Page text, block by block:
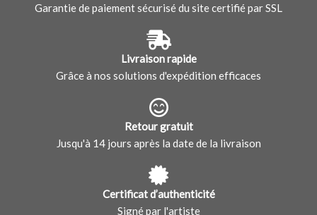
Garantie de paiement sécurisé du site certifié par SSL
Livraison rapide
Grâce à nos solutions d'expédition efficaces
Retour gratuit
Jusqu'à 14 jours après la date de la livraison
Certificat d’authenticité
Signé par l'artiste